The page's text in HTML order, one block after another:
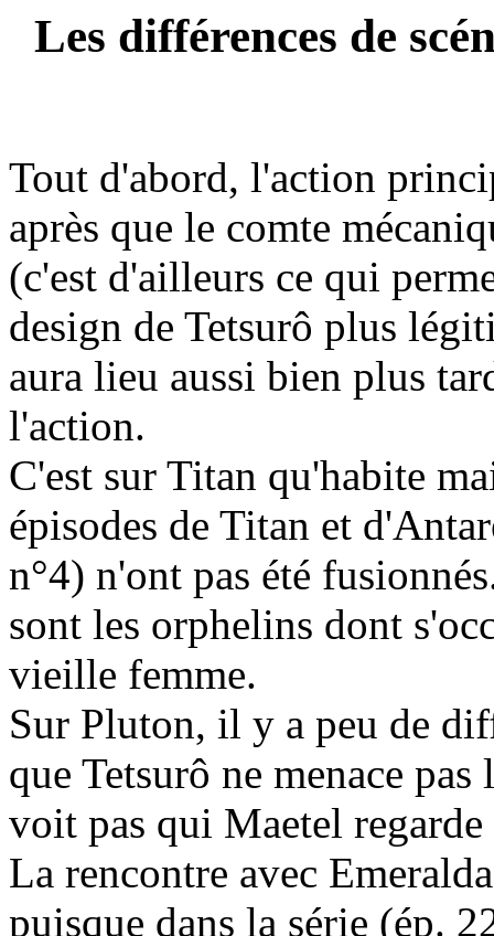
Les différences de
Tout d'abord, l'action
après que le comte
(c'est d'ailleurs ce qui
design de Tetsurô plus
aura lieu aussi bien plus
l'action.
C'est sur Titan qu'habite
épisodes de Titan et
n°4) n'ont pas été
sont les orphelins dont
vieille femme.
Sur Pluton, il y a peu de
que Tetsurô ne menace
voit pas qui Maetel
La rencontre avec
puisque dans la série (ép.